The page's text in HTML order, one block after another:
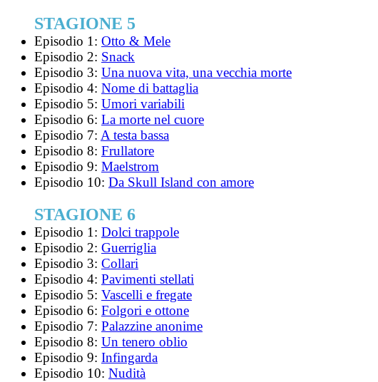
STAGIONE 5
Episodio 1: Otto & Mele
Episodio 2: Snack
Episodio 3: Una nuova vita, una vecchia morte
Episodio 4: Nome di battaglia
Episodio 5: Umori variabili
Episodio 6: La morte nel cuore
Episodio 7: A testa bassa
Episodio 8: Frullatore
Episodio 9: Maelstrom
Episodio 10: Da Skull Island con amore
STAGIONE 6
Episodio 1: Dolci trappole
Episodio 2: Guerriglia
Episodio 3: Collari
Episodio 4: Pavimenti stellati
Episodio 5: Vascelli e fregate
Episodio 6: Folgori e ottone
Episodio 7: Palazzine anonime
Episodio 8: Un tenero oblio
Episodio 9: Infingarda
Episodio 10: Nudità